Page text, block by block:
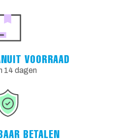
VOORRAAD
14 dagen
BETALEN